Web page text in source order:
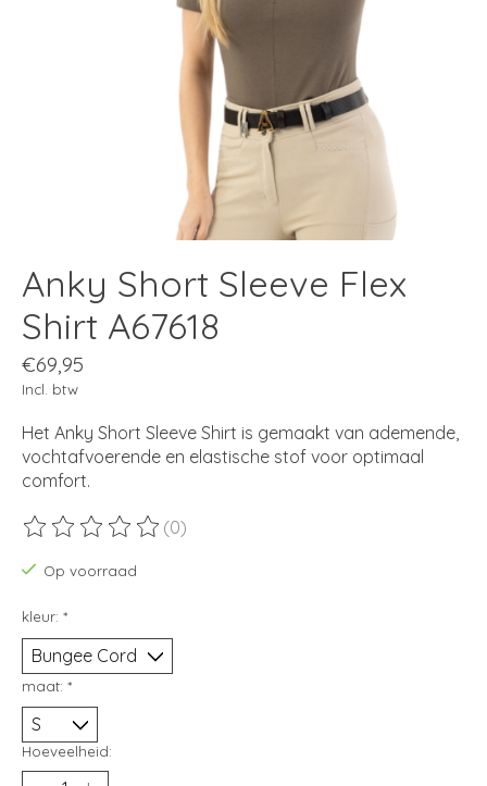
Anky Short Sleeve Flex
Shirt A67618
€69,95
Incl. btw
Het Anky Short Sleeve Shirt is gemaakt van ademende,
vochtafvoerende en elastische stof voor optimaal
comfort.
De beoordeling van dit product is
(0)
Op voorraad
kleur: *
maat: *
Hoeveelheid: